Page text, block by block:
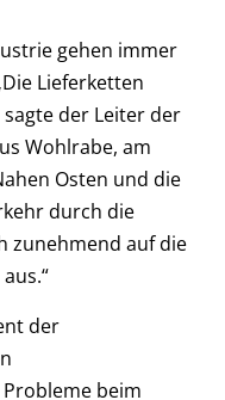
gehen immer
Lieferketten
der Leiter der
Wohlrabe, am
Osten und die
durch die
zunehmend auf die
der
beim